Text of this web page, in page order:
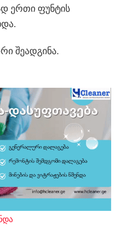
ერთი ფუნტის
შეადგინა.